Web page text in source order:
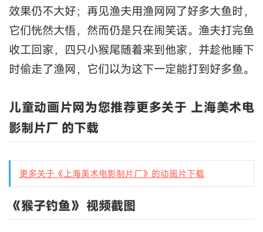
效果仍不大好；再见渔夫用渔网网了好多大鱼时，
它们恍然大悟，然而仍是只在闹笑话。渔夫打完鱼
收工回家，四只小猴尾随着来到他家，并趁他睡下
时偷走了渔网，它们以为这下一定能打到好多鱼。
儿童动画片网为您推荐更多关于 上海美术电
影制片厂 的下载
更多关于《上海美术电影制片厂》的动画片下载
《猴子钓鱼》 视频截图